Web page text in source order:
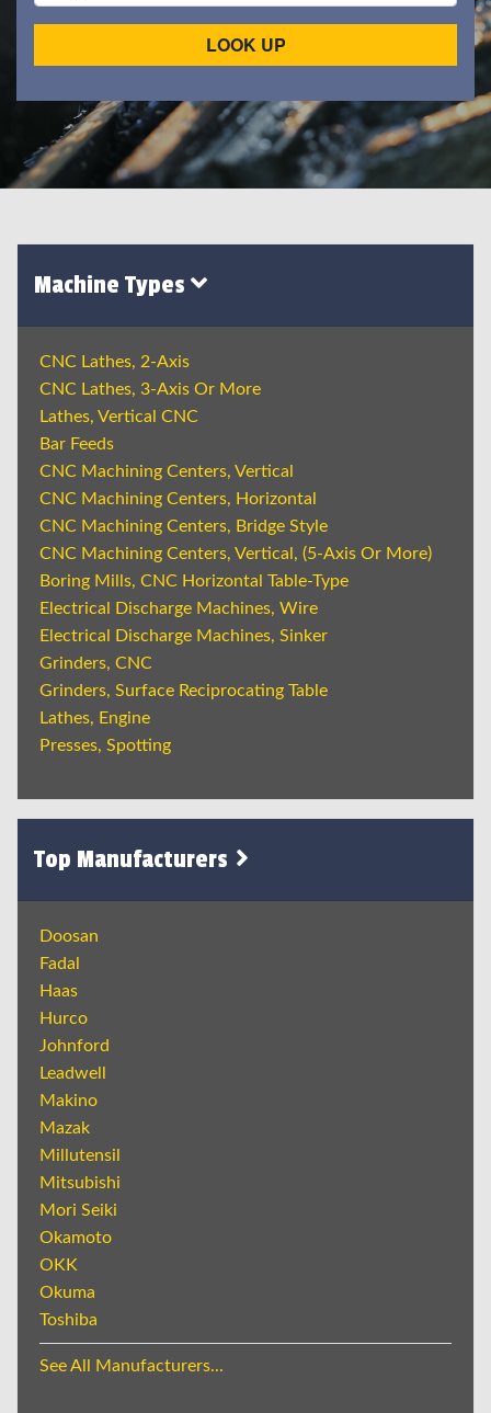
LOOK UP
Machine Types
CNC Lathes, 2-Axis
CNC Lathes, 3-Axis Or More
Lathes, Vertical CNC
Bar Feeds
CNC Machining Centers, Vertical
CNC Machining Centers, Horizontal
CNC Machining Centers, Bridge Style
CNC Machining Centers, Vertical, (5-Axis Or More)
Boring Mills, CNC Horizontal Table-Type
Electrical Discharge Machines, Wire
Electrical Discharge Machines, Sinker
Grinders, CNC
Grinders, Surface Reciprocating Table
Lathes, Engine
Presses, Spotting
Top Manufacturers
Doosan
Fadal
Haas
Hurco
Johnford
Leadwell
Makino
Mazak
Millutensil
Mitsubishi
Mori Seiki
Okamoto
OKK
Okuma
Toshiba
See All Manufacturers...